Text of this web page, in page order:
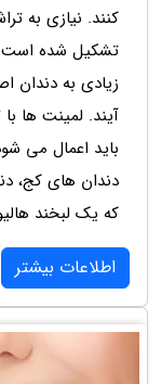
کنند. نیازی به
تشکیل شده است
زیادی به دندان
آیند. لمینت ها
باید اعمال می
دندان های کج،
که یک لبخند
اطلاعات بیشتر